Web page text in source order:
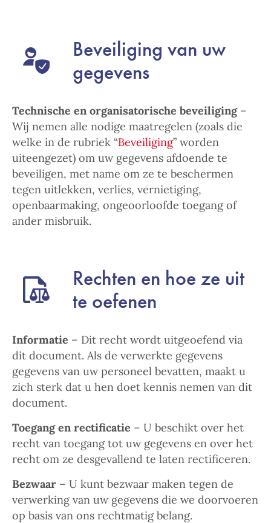
Beveiliging van uw
gegevens
Technische en organisatorische beveiliging–
Wij nemen alle nodige maatregelen (zoals die
welke in de rubriek “Beveiliging” worden
uiteengezet) om uw gegevens afdoende te
beveiligen, met name om ze te beschermen
tegen uitlekken, verlies, vernietiging,
openbaarmaking, ongeoorloofde toegang of
ander misbruik.
Rechten en hoe ze uit
te oefenen
Informatie – Dit recht wordt uitgeoefend via
dit document. Als de verwerkte gegevens
gegevens van uw personeel bevatten, maakt u
zich sterk dat u hen doet kennis nemen van dit
document.
Toegang en rectificatie – U beschikt over het
recht van toegang tot uw gegevens en over het
recht om ze desgevallend te laten rectificeren.
Bezwaar – U kunt bezwaar maken tegen de
verwerking van uw gegevens die we doorvoeren
op basis van ons rechtmatig belang.